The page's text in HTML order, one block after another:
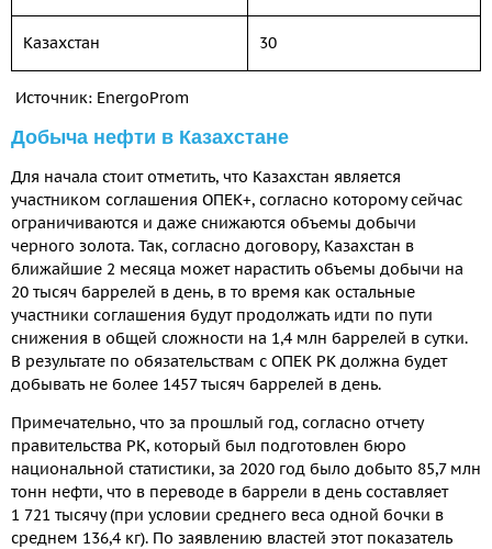
Казахстан 30
Источник: EnergoProm
Добыча нефти в Казахстане
Для начала стоит отметить, что Казахстан является
участником соглашения ОПЕК+, согласно которому сейчас
ограничиваются и даже снижаются объемы добычи
черного золота. Так, согласно договору, Казахстан в
ближайшие 2 месяца может нарастить объемы добычи на
20 тысяч баррелей в день, в то время как остальные
участники соглашения будут продолжать идти по пути
снижения в общей сложности на 1,4 млн баррелей в сутки.
В результате по обязательствам с ОПЕК РК должна будет
добывать не более 1457 тысяч баррелей в день.
Примечательно, что за прошлый год, согласно отчету
правительства РК, который был подготовлен бюро
национальной статистики, за 2020 год было добыто 85,7 млн
тонн нефти, что в переводе в баррели в день составляет
1 721 тысячу (при условии среднего веса одной бочки в
среднем 136,4 кг). По заявлению властей этот показатель